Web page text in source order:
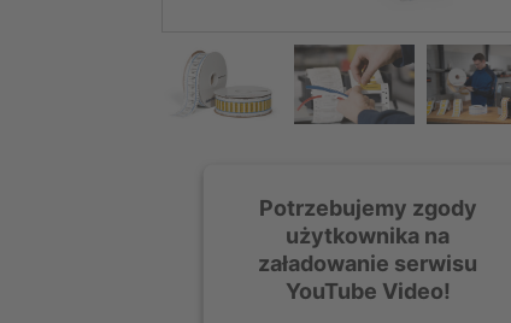
Potrzebujemy zgody
użytkownika na
załadowanie serwisu
YouTube Video!